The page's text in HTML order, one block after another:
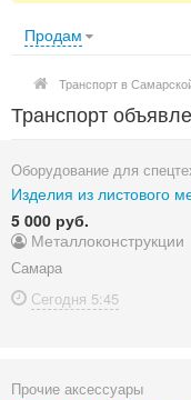
Продам
Транспорт в
Транспорт
Оборудование для
Изделия из листового
5 000 руб.
Металлоконструкции
Самара
Сегодня 5:45
Прочие аксессуары